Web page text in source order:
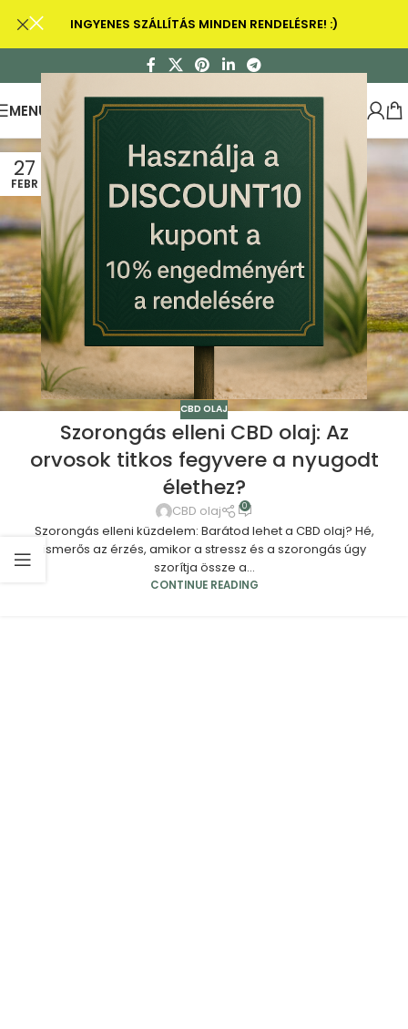
INGYENES SZÁLLÍTÁS MINDEN RENDELÉSRE! :)
MENU
27
FEBR
CBD OLAJ
Szorongás elleni CBD olaj: Az
orvosok titkos fegyvere a nyugodt
élethez?
CBD olaj 0
Szorongás elleni küzdelem: Barátod lehet a CBD olaj? Hé,
ismerős az érzés, amikor a stressz és a szorongás úgy
szorítja össze a...
CONTINUE READING